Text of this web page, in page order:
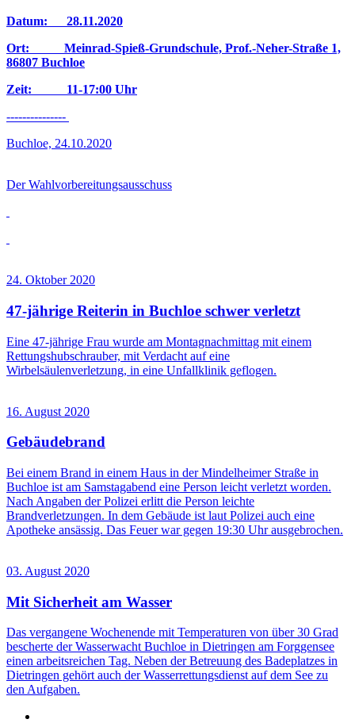
Datum: 28.11.2020
Ort: Meinrad-Spieß-Grundschule, Prof.-Neher-Straße 1,
86807 Buchloe
Zeit: 11-17:00 Uhr
---------------
Buchloe, 24.10.2020
Der Wahlvorbereitungsausschuss
24. Oktober 2020
47-jährige Reiterin in Buchloe schwer verletzt
Eine 47-jährige Frau wurde am Montagnachmittag mit einem
Rettungshubschrauber, mit Verdacht auf eine
Wirbelsäulenverletzung, in eine Unfallklinik geflogen.
16. August 2020
Gebäudebrand
Bei einem Brand in einem Haus in der Mindelheimer Straße in
Buchloe ist am Samstagabend eine Person leicht verletzt worden.
Nach Angaben der Polizei erlitt die Person leichte
Brandverletzungen. In dem Gebäude ist laut Polizei auch eine
Apotheke ansässig. Das Feuer war gegen 19:30 Uhr ausgebrochen.
03. August 2020
Mit Sicherheit am Wasser
Das vergangene Wochenende mit Temperaturen von über 30 Grad
bescherte der Wasserwacht Buchloe in Dietringen am Forggensee
einen arbeitsreichen Tag. Neben der Betreuung des Badeplatzes in
Dietringen gehört auch der Wasserrettungsdienst auf dem See zu
den Aufgaben.